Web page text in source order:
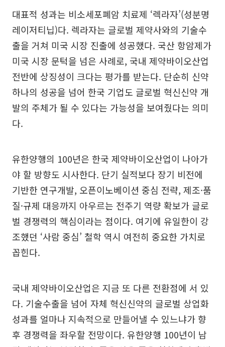
대표적 성과는 비소세포폐암 치료제 ‘렉라자’(성분명
레이저티닙)다. 렉라자는 글로벌 제약사와의 기술수
출을 거쳐 미국 시장 진출에 성공했다. 국산 항암제가
미국 시장 문턱을 넘은 사례로, 국내 제약바이오산업
전반에 상징성이 크다는 평가를 받는다. 단순히 신약
하나의 성공을 넘어 한국 기업도 글로벌 혁신신약 개
발의 주체가 될 수 있다는 가능성을 보여줬다는 의미
다.
유한양행의 100년은 한국 제약바이오산업이 나아가
야 할 방향도 시사한다. 단기 실적보다 장기 비전에
기반한 연구개발, 오픈이노베이션 중심 전략, 제조·품
질·규제 대응까지 아우르는 전주기 역량 확보가 글로
벌 경쟁력의 핵심이라는 점이다. 여기에 유일한이 강
조했던 ‘사람 중심’ 철학 역시 여전히 중요한 가치로
꼽힌다.
국내 제약바이오산업은 지금 또 다른 전환점에 서 있
다. 기술수출을 넘어 자체 혁신신약의 글로벌 상업화
성과를 얼마나 지속적으로 만들어낼 수 있느냐가 향
후 경쟁력을 좌우할 전망이다. 유한양행 100년이 남